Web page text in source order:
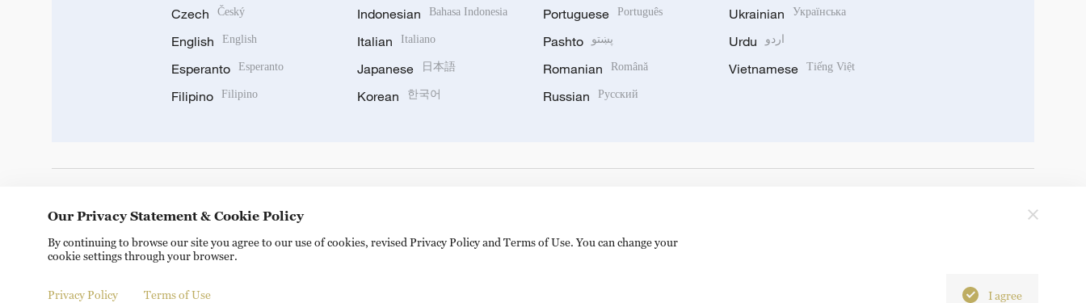
Czech Český
English English
Esperanto Esperanto
Filipino Filipino
Indonesian Bahasa Indonesia
Italian Italiano
Japanese 日本語
Korean 한국어
Portuguese Português
Pashto پښتو
Romanian Română
Russian Русский
Ukrainian Українська
Urdu اردو
Vietnamese Tiếng Việt
Copyright © 2024 CGTN. 京ICP备20000184号
Our Privacy Statement & Cookie Policy
By continuing to browse our site you agree to our use of cookies, revised Privacy Policy and Terms of Use. You can change your
cookie settings through your browser.
Privacy Policy Terms of Use I agree